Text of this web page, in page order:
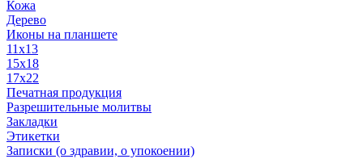
Кожа
Дерево
Иконы на планшете
11х13
15х18
17х22
Печатная продукция
Разрешительные молитвы
Закладки
Этикетки
Записки (о здравии, о упокоении)